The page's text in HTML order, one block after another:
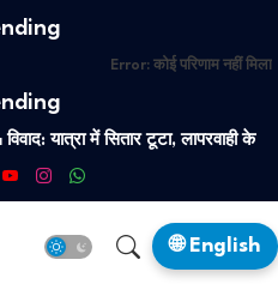
Error: कोई परिणाम नहीं मिला
सस्ती क्यों? हैदराबाद केस के बाद बड़ा
🌐 English